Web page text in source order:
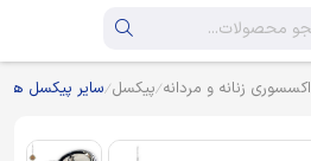
اکسسوری زنانه و مردانه پیکسل سایر پیکسل ها